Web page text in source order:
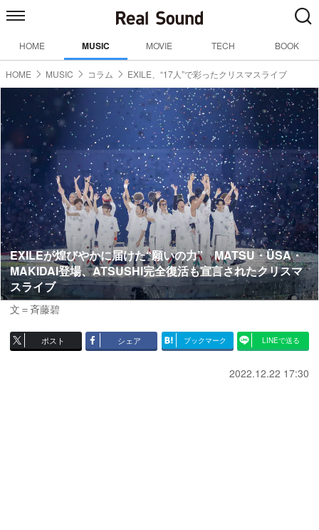
HOME MUSIC MOVIE TECH BOOK
HOME MUSIC コラム EXILE、“17人”で彩ったクリスマスライブ
EXILEが煌びやかに届けた“願いの力” MATSU・ÜSA・
MAKIDAI登場、ATSUSHI完全復活も宣言されたクリスマ
スライブ
文＝斉藤碧
ポスト シェア ブックマーク LINEで送る
2022.12.22 17:30